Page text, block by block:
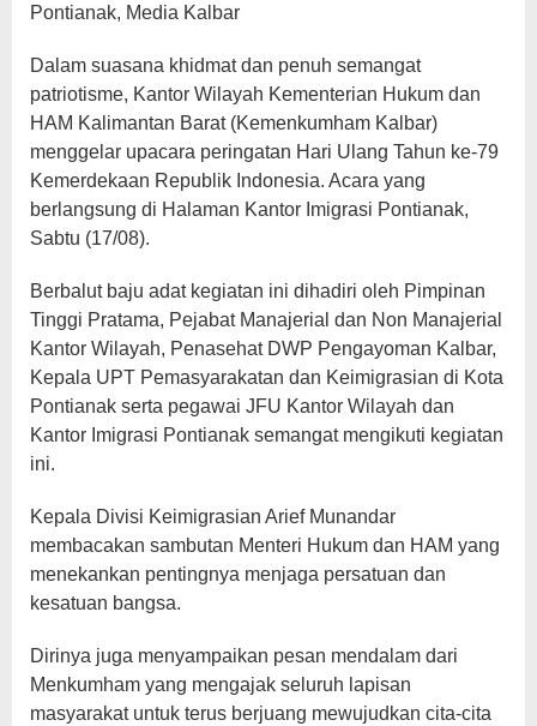
Pontianak, Media Kalbar
Dalam suasana khidmat dan penuh semangat
patriotisme, Kantor Wilayah Kementerian Hukum dan
HAM Kalimantan Barat (Kemenkumham Kalbar)
menggelar upacara peringatan Hari Ulang Tahun ke-79
Kemerdekaan Republik Indonesia. Acara yang
berlangsung di Halaman Kantor Imigrasi Pontianak,
Sabtu (17/08).
Berbalut baju adat kegiatan ini dihadiri oleh Pimpinan
Tinggi Pratama, Pejabat Manajerial dan Non Manajerial
Kantor Wilayah, Penasehat DWP Pengayoman Kalbar,
Kepala UPT Pemasyarakatan dan Keimigrasian di Kota
Pontianak serta pegawai JFU Kantor Wilayah dan
Kantor Imigrasi Pontianak semangat mengikuti kegiatan
ini.
Kepala Divisi Keimigrasian Arief Munandar
membacakan sambutan Menteri Hukum dan HAM yang
menekankan pentingnya menjaga persatuan dan
kesatuan bangsa.
Dirinya juga menyampaikan pesan mendalam dari
Menkumham yang mengajak seluruh lapisan
masyarakat untuk terus berjuang mewujudkan cita-cita